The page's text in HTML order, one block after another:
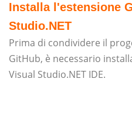
Installa l'estensione
Studio.NET
Prima di condividere il
GitHub, è necessario
Visual Studio.NET IDE.